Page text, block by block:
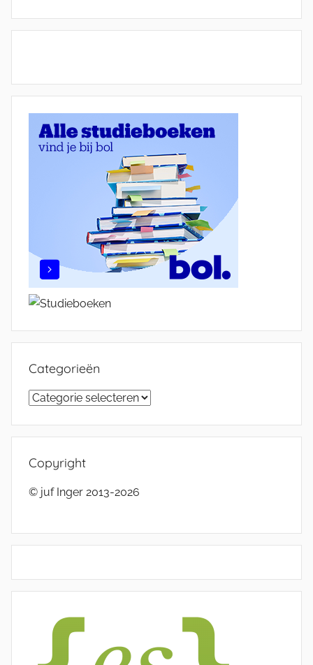
Categorieën
Categorieën
Copyright
© juf Inger 2013-2026